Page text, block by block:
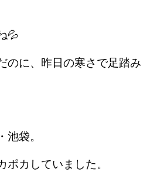
💦
のに、昨日の寒さで足踏み
池袋。
ポカしていました。